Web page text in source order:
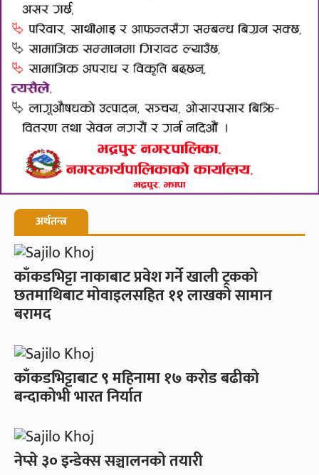
अर्थतन्त्र
काँकडभिट्टा नाकाबाट प्रवेश गर्ने खाली ट्रकको
छतमाथिबाट मोवाइलसहित ११ लाखको सामान
बरामद
काँकडभिट्टाबाट ९ महिनामा १७ करोड बढीको
बन्दाकोभी भारत निर्यात
नेप्से ३० इन्डेक्स सञ्चालनको तयारी